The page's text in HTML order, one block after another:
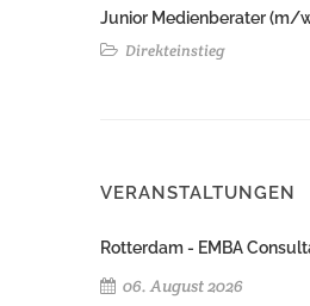
Junior Medienberater (m/
Direkteinstieg
VERANSTALTUNGEN
Rotterdam - EMBA
06. August 2026